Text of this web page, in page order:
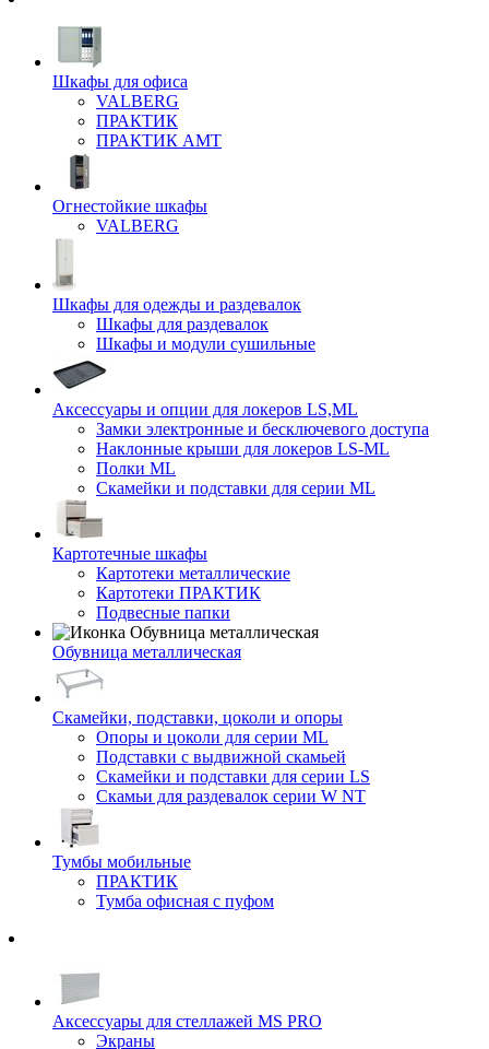
Шкафы для офиса
VALBERG
ПРАКТИК
ПРАКТИК AMT
Огнестойкие шкафы
VALBERG
Шкафы для одежды и раздевалок
Шкафы для раздевалок
Шкафы и модули сушильные
Аксессуары и опции для локеров LS,ML
Замки электронные и бесключевого доступа
Наклонные крыши для локеров LS-ML
Полки ML
Скамейки и подставки для серии ML
Картотечные шкафы
Картотеки металлические
Картотеки ПРАКТИК
Подвесные папки
Обувница металлическая
Скамейки, подставки, цоколи и опоры
Опоры и цоколи для серии ML
Подставки с выдвижной скамьей
Скамейки и подставки для серии LS
Скамьи для раздевалок серии W NT
Тумбы мобильные
ПРАКТИК
Тумба офисная с пуфом
Аксессуары для стеллажей MS PRO
Экраны